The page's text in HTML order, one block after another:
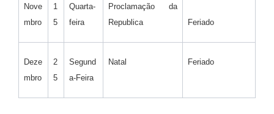
Nove
mbro
1
5
Quarta-
feira
Proclamação da
Republica
Feriado
Deze
mbro
2
5
Segund
a-Feira
Natal Feriado